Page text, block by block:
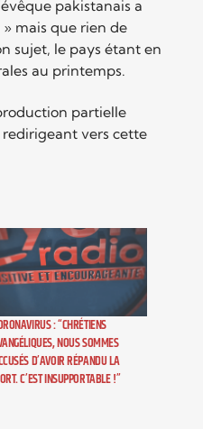
pakistanais a
mais que rien de
sujet, le pays étant en
au printemps.
partielle
vers cette
: “CHRÉTIENS
NOUS SOMMES
D’AVOIR RÉPANDU LA
C’EST INSUPPORTABLE !”